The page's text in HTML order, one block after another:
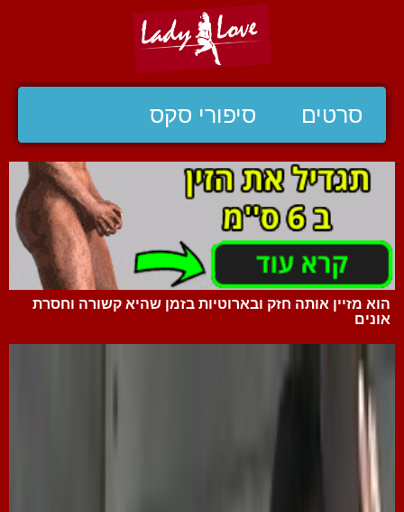
סרטים סיפורי סקס
הוא מזיין אותה חזק ובארוטיות בזמן שהיא קשורה וחסרת
אונים